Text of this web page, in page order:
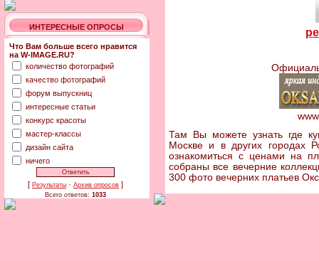
ИНТЕРЕСНЫЕ ОПРОСЫ
Что Вам больше всего нравится
на W-IMAGE.RU?
количество фотографий
качество фотографий
форум выпускниц
интересные статьи
конкурс красоты
мастер-классы
дизайн сайта
ничего
[ Результаты · Архив опросов ]
Всего ответов: 1033
Там Вы можете узнать где
Москве и в других городах
ознакомиться с ценами на
собраны все вечерние
300 фото вечерних платьев